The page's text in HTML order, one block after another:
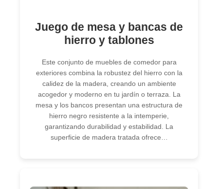
Juego de mesa y bancas de
hierro y tablones
Este conjunto de muebles de comedor para
exteriores combina la robustez del hierro con la
calidez de la madera, creando un ambiente
acogedor y moderno en tu jardín o terraza. La
mesa y los bancos presentan una estructura de
hierro negro resistente a la intemperie,
garantizando durabilidad y estabilidad. La
superficie de madera tratada ofrece…